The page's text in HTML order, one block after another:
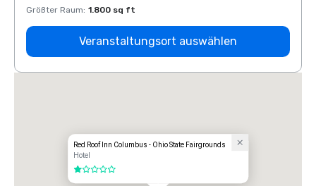
Größter Raum: 1.800 sq ft
Veranstaltungsort auswählen
Red Roof Inn Columbus - Ohio State Fairgrounds
Hotel
1 von 5